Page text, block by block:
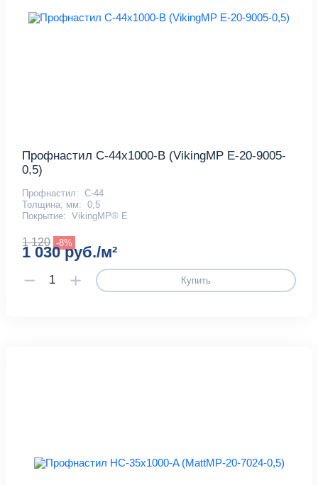
Профнастил С-44x1000-B (VikingMP E-20-9005-
0,5)
Профнастил: С-44
Толщина, мм: 0,5
Покрытие: VikingMP® E
1 120 -8%
1 030 руб./м²
Купить